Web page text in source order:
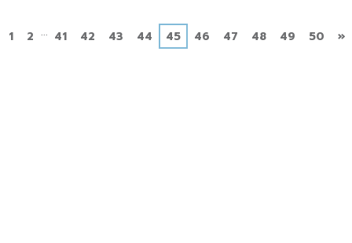
น
1 2 ... 41 42 43 44 45 46 47 48 49 50 »